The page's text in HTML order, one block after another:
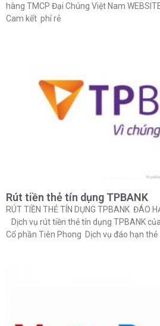
hàng TMCP Đại Chúng Việt Nam
Cam kết phí rẻ
Rút tiền thẻ tín dụng TPBANK
RÚT TIỀN THẺ TÍN DỤNG TPBANK ĐÁO
Dịch vụ rút tiền thẻ tín dụng TPBANK
Cổ phần Tiên Phong Dịch vụ đáo hạn thẻ